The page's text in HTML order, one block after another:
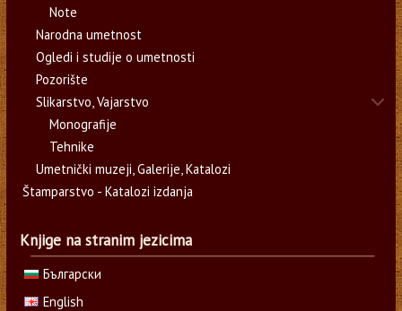
Note
Narodna umetnost
Ogledi i studije o umetnosti
Pozorište
Slikarstvo, Vajarstvo
Monografije
Tehnike
Umetnički muzeji, Galerije, Katalozi
Štamparstvo - Katalozi izdanja
Knjige na stranim jezicima
Български
English